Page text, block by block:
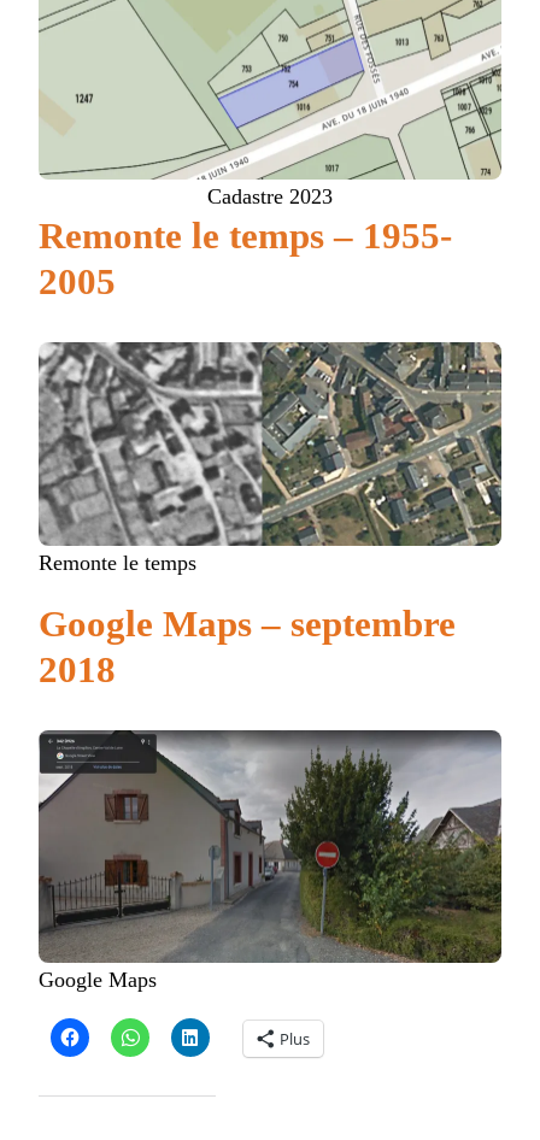
Cadastre 2023
Remonte le temps – 1955-
2005
Remonte le temps
Google Maps – septembre
2018
Google Maps
Plus